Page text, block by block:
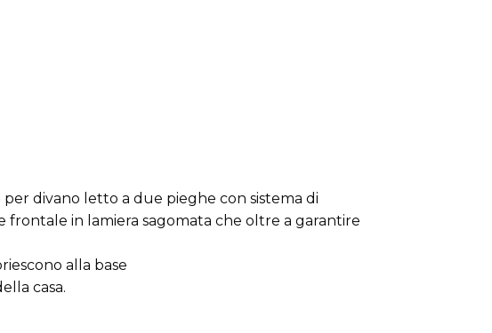
divano letto a due pieghe con sistema di
in lamiera sagomata che oltre a garantire
alla base
casa.